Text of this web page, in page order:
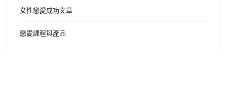
女性戀愛成功文章
戀愛課程與產品